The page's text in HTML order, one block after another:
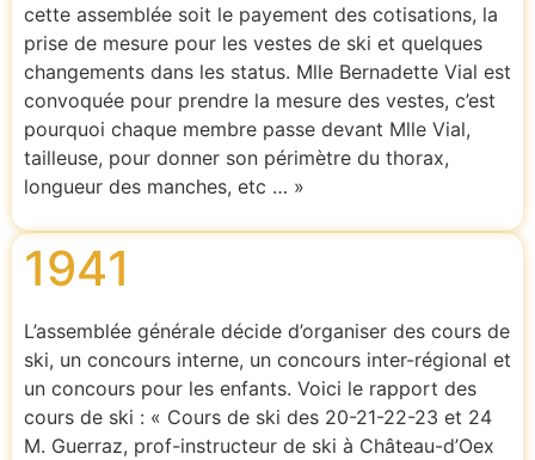
cette assemblée soit le payement des cotisations, la
prise de mesure pour les vestes de ski et quelques
changements dans les status. Mlle Bernadette Vial est
convoquée pour prendre la mesure des vestes, c’est
pourquoi chaque membre passe devant Mlle Vial,
tailleuse, pour donner son périmètre du thorax,
longueur des manches, etc … »
1941
L’assemblée générale décide d’organiser des cours de
ski, un concours interne, un concours inter-régional et
un concours pour les enfants. Voici le rapport des
cours de ski : « Cours de ski des 20-21-22-23 et 24
M. Guerraz, prof-instructeur de ski à Château-d’Oex